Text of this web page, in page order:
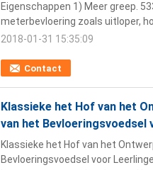
Contact
Eigenschappen 1) Meer greep.
meterbevloering zoals uitloper,
2018-01-31 15:35:09
Klassieke het Hof van het
van het Bevloeringsvoedsel
Klassieke het Hof van het
Bevloeringsvoedsel voor